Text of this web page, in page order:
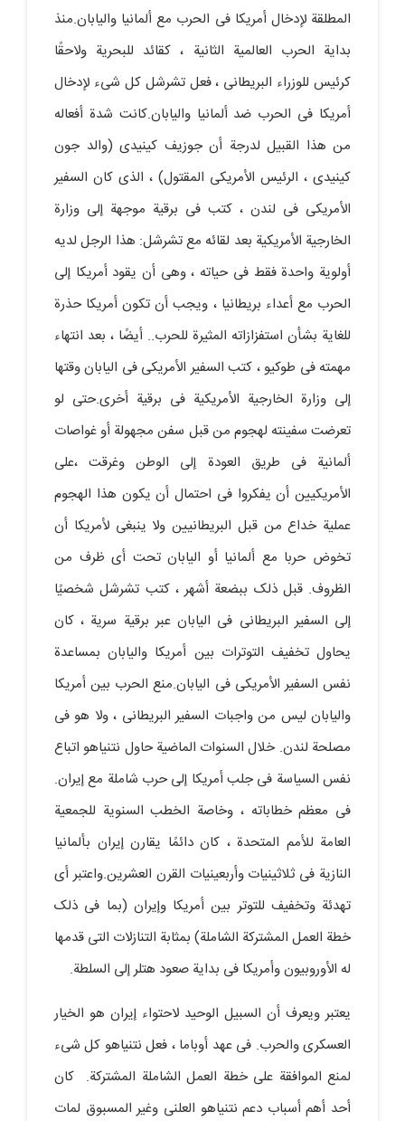
المطلقة لإدخال أمریکا فی الحرب مع ألمانیا والیابان.منذ
بدایة الحرب العالمیة الثانیة ، کقائد للبحریة ولاحقًا
کرئیس للوزراء البریطانی ، فعل تشرشل کل شیء لإدخال
أمریکا فی الحرب ضد ألمانیا والیابان.کانت شدة أفعاله
من هذا القبیل لدرجة أن جوزیف کینیدی (والد جون
کینیدی ، الرئیس الأمریکی المقتول) ، الذی کان السفیر
الأمریکی فی لندن ، کتب فی برقیة موجهة إلى وزارة
الخارجیة الأمریکیة بعد لقائه مع تشرشل: هذا الرجل لدیه
أولویة واحدة فقط فی حیاته ، وهی أن یقود أمریکا إلى
الحرب مع أعداء بریطانیا ، ویجب أن تکون أمریکا حذرة
للغایة بشأن استفزازاته المثیرة للحرب.. أیضًا ، بعد انتهاء
مهمته فی طوکیو ، کتب السفیر الأمریکی فی الیابان وقتها
إلى وزارة الخارجیة الأمریکیة فی برقیة أخرى.حتى لو
تعرضت سفینته لهجوم من قبل سفن مجهولة أو غواصات
ألمانیة فی طریق العودة إلى الوطن وغرقت ،على
الأمریکیین أن یفکروا فی احتمال أن یکون هذا الهجوم
عملیة خداع من قبل البریطانیین ولا ینبغی لأمریکا أن
تخوض حربا مع ألمانیا أو الیابان تحت أی ظرف من
الظروف. قبل ذلک ببضعة أشهر ، کتب تشرشل شخصیًا
إلى السفیر البریطانی فی الیابان عبر برقیة سریة ، کان
یحاول تخفیف التوترات بین أمریکا والیابان بمساعدة
نفس السفیر الأمریکی فی الیابان.منع الحرب بین أمریکا
والیابان لیس من واجبات السفیر البریطانی ، ولا هو فی
مصلحة لندن. خلال السنوات الماضیة حاول نتنیاهو اتباع
نفس السیاسة فی جلب أمریکا إلى حرب شاملة مع إیران.
فی معظم خطاباته ، وخاصة الخطب السنویة للجمعیة
العامة للأمم المتحدة ، کان دائمًا یقارن إیران بألمانیا
النازیة فی ثلاثینیات وأربعینیات القرن العشرین.واعتبر أی
تهدئة وتخفیف للتوتر بین أمریکا وإیران (بما فی ذلک
خطة العمل المشترکة الشاملة) بمثابة التنازلات التی قدمها
له الأوروبیون وأمریکا فی بدایة صعود هتلر إلى السلطة.
یعتبر ویعرف أن السبیل الوحید لاحتواء إیران هو الخیار
العسکری والحرب. فی عهد أوباما ، فعل نتنیاهو کل شیء
لمنع الموافقة على خطة العمل الشاملة المشترکة. کان
أحد أهم أسباب دعم نتنیاهو العلنی وغیر المسبوق لمات